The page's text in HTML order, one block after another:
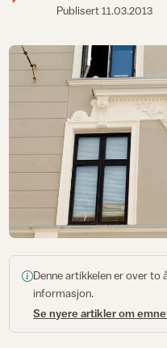
Publisert11.03.2013
Denne artikkelen er over to
informasjon.
Se nyere artikler om